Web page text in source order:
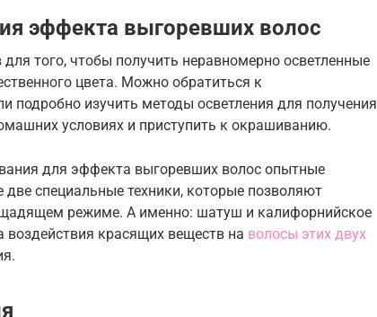
эффекта выгоревших волос
того, чтобы получить неравномерно осветленные
цвета. Можно обратиться к
подробно изучить методы осветления для получения
условиях и приступить к окрашиванию.
для эффекта выгоревших волос опытные
специальные техники, которые позволяют
режиме. А именно: шатуш и калифорнийское
красящих веществ на волосы этих двух